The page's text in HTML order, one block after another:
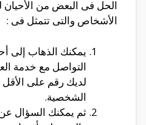
الحل فى البعض من
الأشخاص والتى تتمثل فى :
يمكنك الذهاب إلى
التواصل مع خدمة
لديك رقم على
الشخصية.
ثم يمكنك السؤال عن